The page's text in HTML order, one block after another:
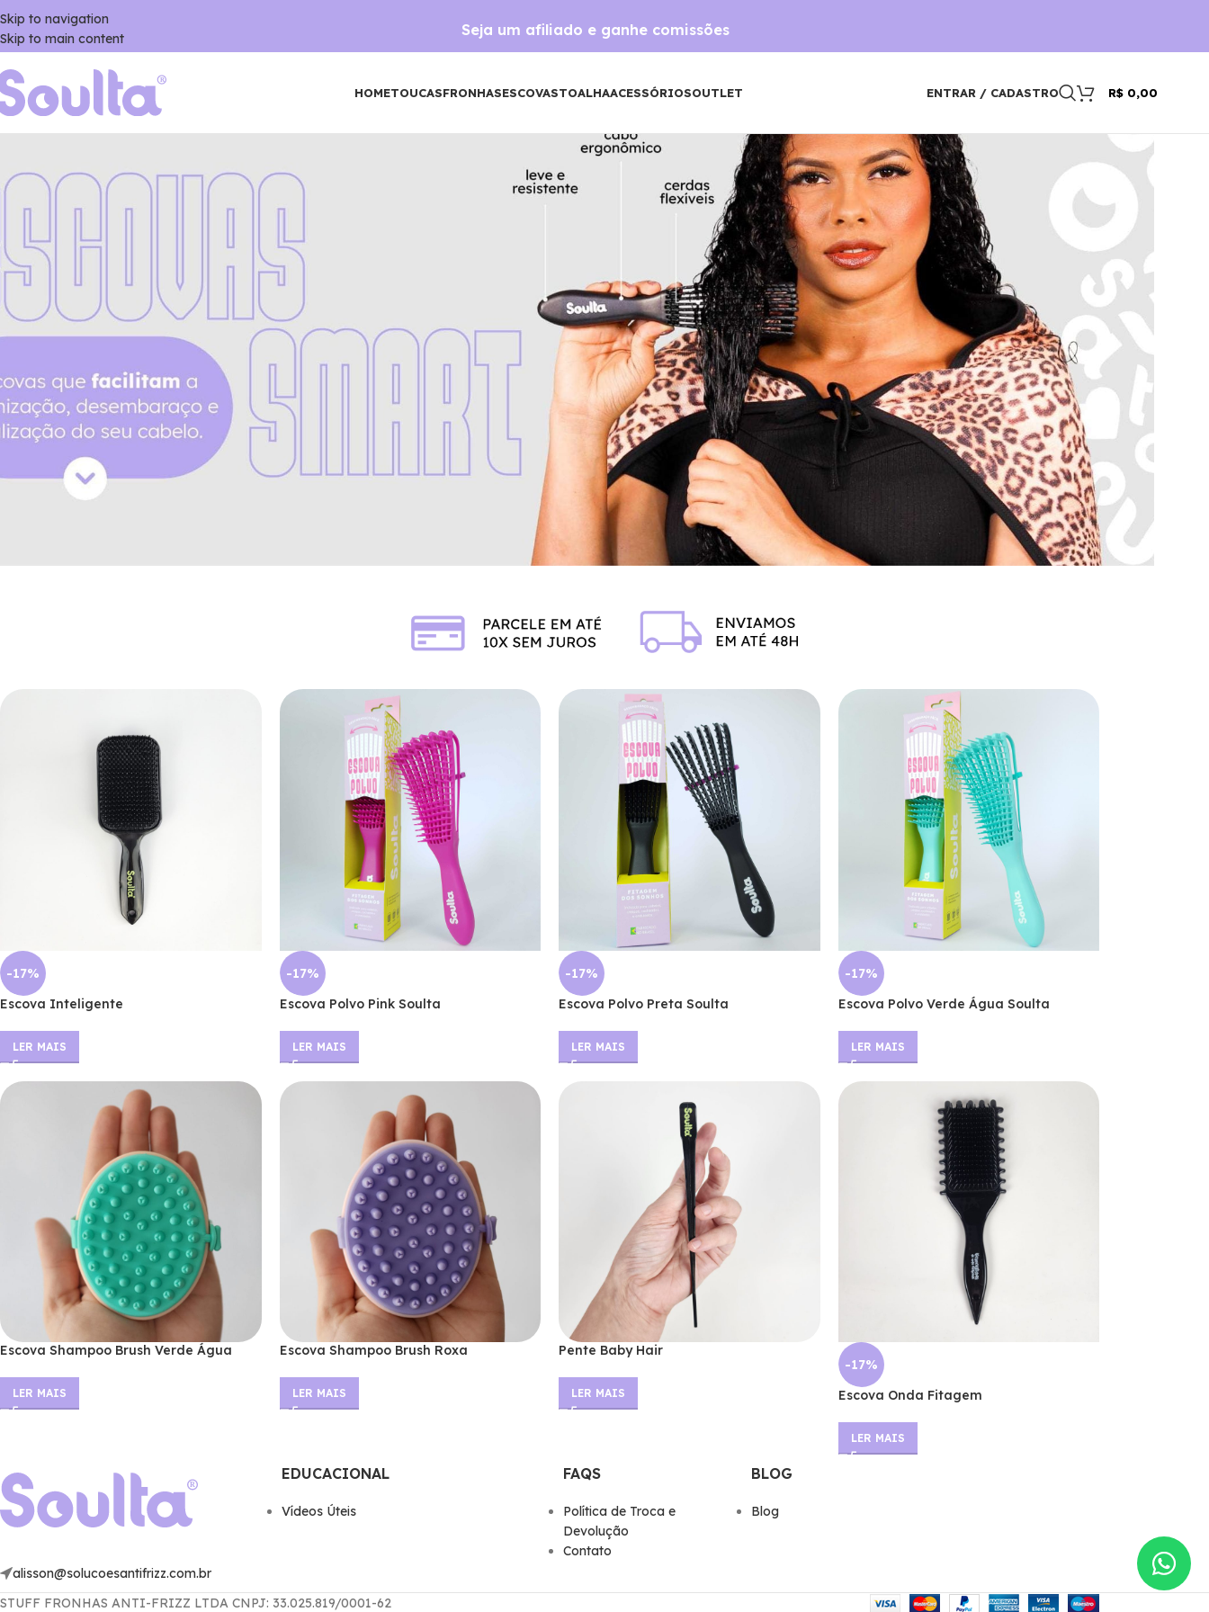
Skip to navigation
Skip to main content
Seja um afiliado e ganhe comissões
HOMETOUCASFRONHASESCOVASTOALHAACESSÓRIOSOUTLET ENTRAR / CADASTRO R$0,00
-17%
Escova Inteligente
LER MAIS
-17%
Escova Polvo Pink Soulta
LER MAIS
-17%
Escova Polvo Preta Soulta
LER MAIS
-17%
Escova Polvo Verde Água Soulta
LER MAIS
Escova Shampoo Brush Verde Água
LER MAIS
Escova Shampoo Brush Roxa
LER MAIS
Pente Baby Hair
LER MAIS
-17%
Escova Onda Fitagem
LER MAIS
alisson@solucoesantifrizz.com.br
EDUCACIONAL
Ví­deos Úteis
FAQS
Polí­tica de Troca e
Devolução
Contato
BLOG
Blog
STUFF FRONHAS ANTI-FRIZZ LTDA CNPJ: 33.025.819/0001-62